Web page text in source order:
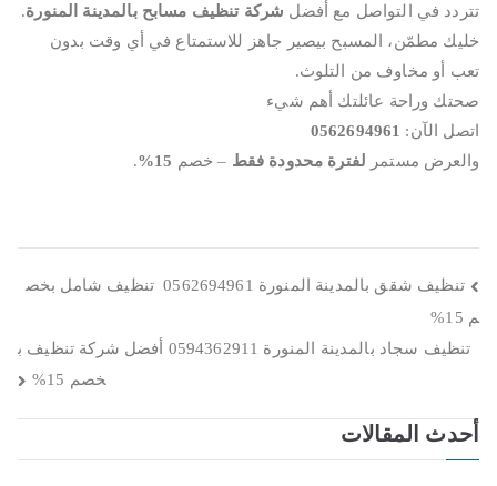
تتردد في التواصل مع أفضل شركة تنظيف مسابح بالمدينة المنورة.
خليك مطمّن، المسبح بيصير جاهز للاستمتاع في أي وقت بدون
تعب أو مخاوف من التلوث.
صحتك وراحة عائلتك أهم شيء
اتصل الآن: 0562694961
والعرض مستمر لفترة محدودة فقط – خصم 15%
.
تصفّح
المقالات
تنظيف شقق بالمدينة المنورة 0562694961 تنظيف شامل بخص
م 15%
تنظيف سجاد بالمدينة المنورة 0594362911 أفضل شركة تنظيف ب
خصم 15%
أحدث المقالات